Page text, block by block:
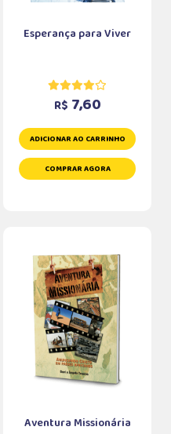
Esperança para Viver
R$ 7,60
ADICIONAR AO CARRINHO
COMPRAR AGORA
Aventura Missionária